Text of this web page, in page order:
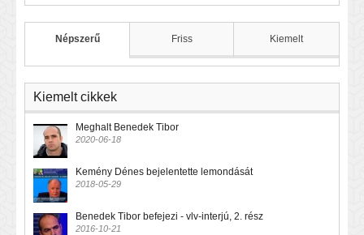
Népszerű Friss Kiemelt
Kiemelt cikkek
Meghalt Benedek Tibor
2020-06-18
Kemény Dénes bejelentette lemondását
2018-05-29
Benedek Tibor befejezi - vlv-interjú, 2. rész
2016-10-21